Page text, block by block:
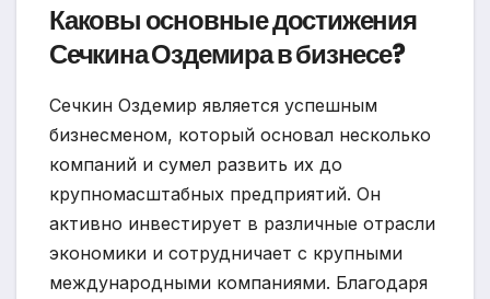
Каковы основные достижения
Сечкина Оздемира в бизнесе?
Сечкин Оздемир является успешным
бизнесменом, который основал несколько
компаний и сумел развить их до
крупномасштабных предприятий. Он
активно инвестирует в различные отрасли
экономики и сотрудничает с крупными
международными компаниями. Благодаря